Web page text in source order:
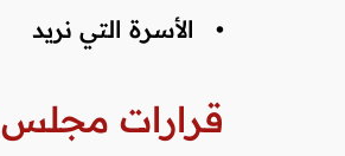
• الأسرة التي نريد
قرارات مجلس